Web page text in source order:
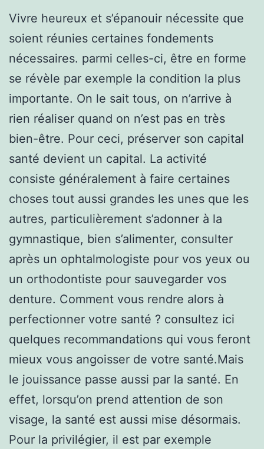
Vivre heureux et s’épanouir nécessite que
soient réunies certaines fondements
nécessaires. parmi celles-ci, être en forme
se révèle par exemple la condition la plus
importante. On le sait tous, on n’arrive à
rien réaliser quand on n’est pas en très
bien-être. Pour ceci, préserver son capital
santé devient un capital. La activité
consiste généralement à faire certaines
choses tout aussi grandes les unes que les
autres, particulièrement s’adonner à la
gymnastique, bien s’alimenter, consulter
après un ophtalmologiste pour vos yeux ou
un orthodontiste pour sauvegarder vos
denture. Comment vous rendre alors à
perfectionner votre santé ? consultez ici
quelques recommandations qui vous feront
mieux vous angoisser de votre santé.Mais
le jouissance passe aussi par la santé. En
effet, lorsqu’on prend attention de son
visage, la santé est aussi mise désormais.
Pour la privilégier, il est par exemple